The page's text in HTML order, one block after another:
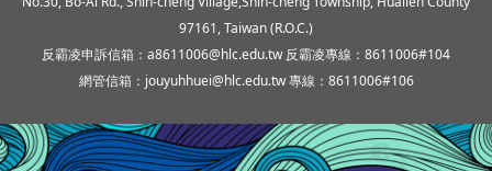
97161, Taiwan (R.O.C.)
反霸凌申訴信箱：a8611006@hlc.edu.tw 反霸凌專線：8611006#104
網管信箱：jouyuhhuei@hlc.edu.tw 專線：8611006#106